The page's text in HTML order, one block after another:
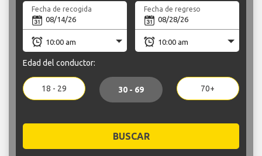
Fecha de recogida Fecha de regreso
Edad del conductor:
18 - 29 30 - 69 70+
BUSCAR